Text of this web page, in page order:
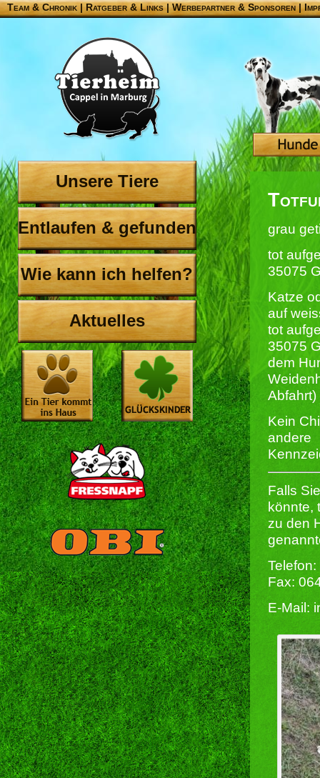
Team & Chronik |Ratgeber & Links|Werbepartner & Sponsoren|
Unsere Tiere
Entlaufen & gefunden
Wie kann ich helfen?
Aktuelles
grau
tot
35075
Katze
auf
tot
35075
dem
Abfahrt)
Kein
andere
Falls
könnte,
zu den
Fax:
E-Mail: